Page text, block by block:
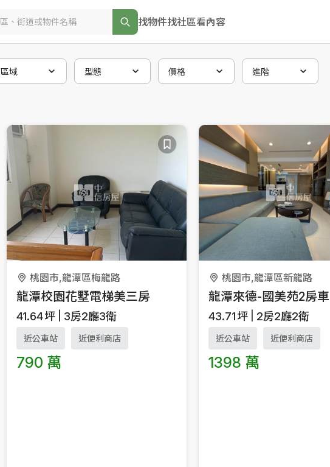
找物件找社區看內容
區域 型態 價格 進階
桃園市,龍潭區梅龍路
龍潭校園花墅電梯美三房
41.64坪 3房2廳3衛
近公車站 近便利商店
790 萬
桃園市,龍潭區新龍路
龍潭來德-國美苑2房車
43.71坪 2房2廳2衛
近公車站 近便利商店
1398 萬